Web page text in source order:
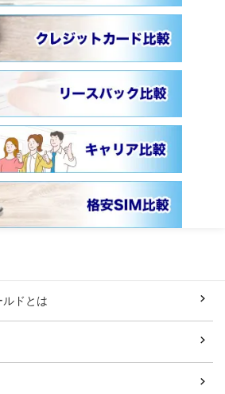
ルドとは